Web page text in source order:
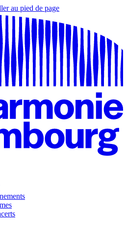
au pied de page